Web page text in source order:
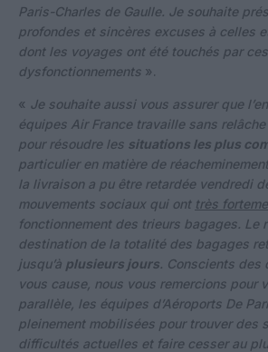
Paris-Charles de Gaulle. Je souhaite
profondes et sincères excuses à celles
dont les voyages ont été touchés par ces
dysfonctionnements ».
« Je souhaite aussi vous assurer que
équipes Air France travaille sans
pour résoudre les situations les plus
particulier en matière de
la livraison a pu être retardée vendredi
mouvements sociaux qui ont très
fonctionnement des trieurs bagages. Le
destination de la totalité des bagages
jusqu’à plusieurs jours. Conscients des
vous cause, nous vous remercions pour
parallèle, les équipes d’Aéroports De
pleinement mobilisées pour trouver des
difficultés actuelles et faire cesser au